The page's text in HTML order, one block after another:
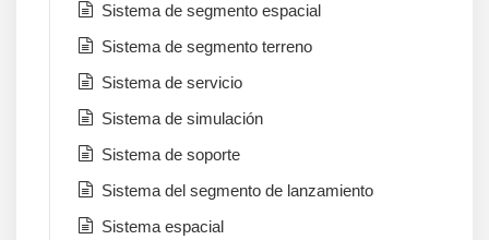
Sistema de segmento espacial
Sistema de segmento terreno
Sistema de servicio
Sistema de simulación
Sistema de soporte
Sistema del segmento de lanzamiento
Sistema espacial